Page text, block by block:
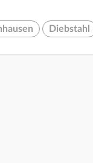
Diebstahl